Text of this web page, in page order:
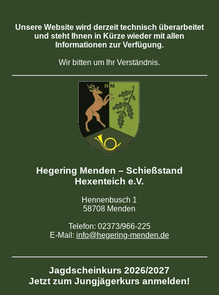
Unsere Website wird derzeit technisch überarbeitet
und steht Ihnen in Kürze wieder mit allen
Informationen zur Verfügung.
Wir bitten um Ihr Verständnis.
Hegering Menden – Schießstand
Hexenteich e.V.
Hennenbusch 1
58708 Menden
Telefon: 02373/966-225
E-Mail: info@hegering-menden.de
Jagdscheinkurs 2026/2027
Jetzt zum Jungjägerkurs anmelden!